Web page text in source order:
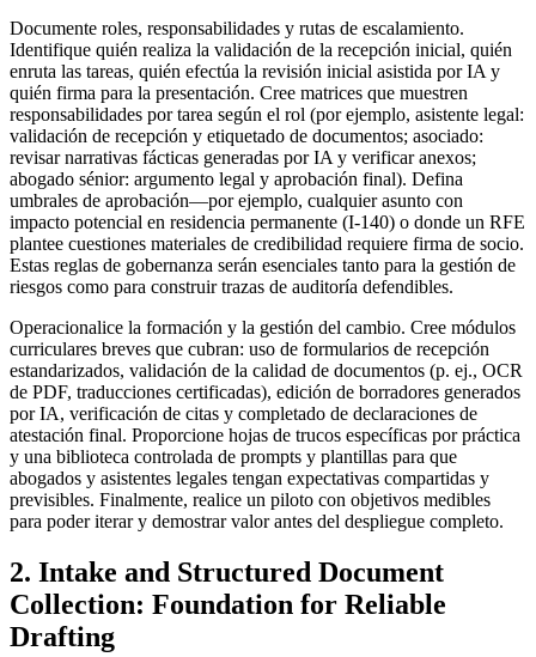
Documente roles, responsabilidades y rutas de escalamiento.
Identifique quién realiza la validación de la recepción inicial, quién
enruta las tareas, quién efectúa la revisión inicial asistida por IA y
quién firma para la presentación. Cree matrices que muestren
responsabilidades por tarea según el rol (por ejemplo, asistente legal:
validación de recepción y etiquetado de documentos; asociado:
revisar narrativas fácticas generadas por IA y verificar anexos;
abogado sénior: argumento legal y aprobación final). Defina
umbrales de aprobación—por ejemplo, cualquier asunto con
impacto potencial en residencia permanente (I-140) o donde un RFE
plantee cuestiones materiales de credibilidad requiere firma de socio.
Estas reglas de gobernanza serán esenciales tanto para la gestión de
riesgos como para construir trazas de auditoría defendibles.
Operacionalice la formación y la gestión del cambio. Cree módulos
curriculares breves que cubran: uso de formularios de recepción
estandarizados, validación de la calidad de documentos (p. ej., OCR
de PDF, traducciones certificadas), edición de borradores generados
por IA, verificación de citas y completado de declaraciones de
atestación final. Proporcione hojas de trucos específicas por práctica
y una biblioteca controlada de prompts y plantillas para que
abogados y asistentes legales tengan expectativas compartidas y
previsibles. Finalmente, realice un piloto con objetivos medibles
para poder iterar y demostrar valor antes del despliegue completo.
2. Intake and Structured Document
Collection: Foundation for Reliable
Drafting